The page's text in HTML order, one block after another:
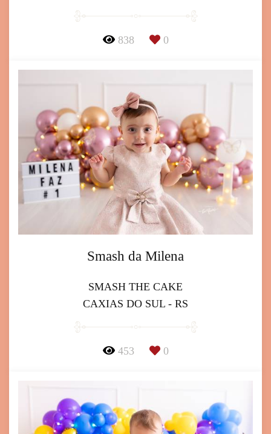
838 0
Smash da Milena
SMASH THE CAKE
CAXIAS DO SUL - RS
453 0